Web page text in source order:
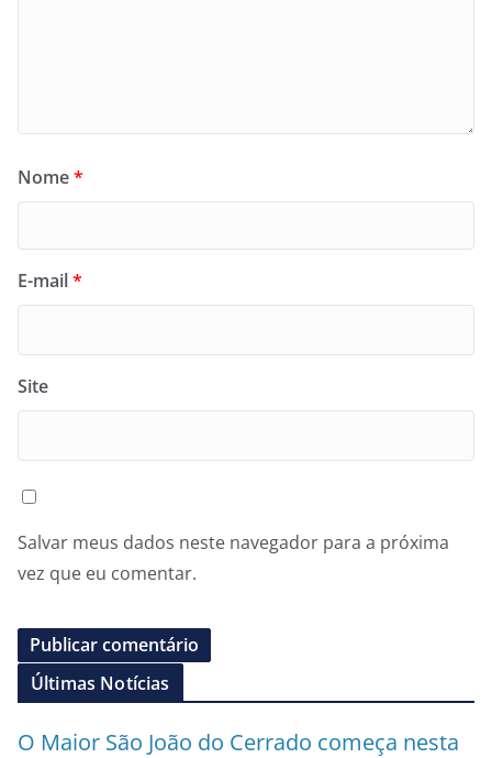
Nome*
E-mail*
Site
Salvar meus dados neste navegador para a próxima
vez que eu comentar.
Últimas Notícias
O Maior São João do Cerrado começa nesta